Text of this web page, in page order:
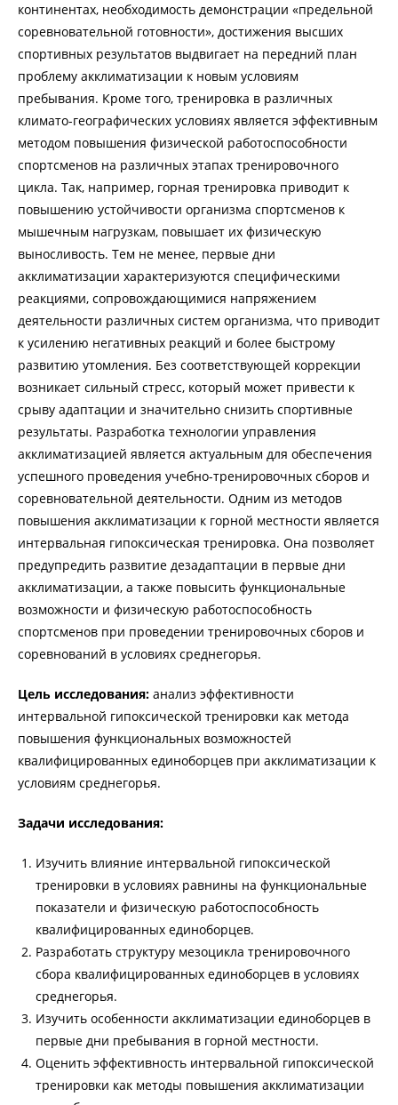
континентах, необходимость демонстрации «предельной
соревновательной готовности», достижения высших
спортивных результатов выдвигает на передний план
проблему акклиматизации к новым условиям
пребывания. Кроме того, тренировка в различных
климато-географических условиях является эффективным
методом повышения физической работоспособности
спортсменов на различных этапах тренировочного
цикла. Так, например, горная тренировка приводит к
повышению устойчивости организма спортсменов к
мышечным нагрузкам, повышает их физическую
выносливость. Тем не менее, первые дни
акклиматизации характеризуются специфическими
реакциями, сопровождающимися напряжением
деятельности различных систем организма, что приводит
к усилению негативных реакций и более быстрому
развитию утомления. Без соответствующей коррекции
возникает сильный стресс, который может привести к
срыву адаптации и значительно снизить спортивные
результаты. Разработка технологии управления
акклиматизацией является актуальным для обеспечения
успешного проведения учебно-тренировочных сборов и
соревновательной деятельности. Одним из методов
повышения акклиматизации к горной местности является
интервальная гипоксическая тренировка. Она позволяет
предупредить развитие дезадаптации в первые дни
акклиматизации, а также повысить функциональные
возможности и физическую работоспособность
спортсменов при проведении тренировочных сборов и
соревнований в условиях среднегорья.
Цель исследования: анализ эффективности
интервальной гипоксической тренировки как метода
повышения функциональных возможностей
квалифицированных единоборцев при акклиматизации к
условиям среднегорья.
Задачи исследования:
Изучить влияние интервальной гипоксической
тренировки в условиях равнины на функциональные
показатели и физическую работоспособность
квалифицированных единоборцев.
Разработать структуру мезоцикла тренировочного
сбора квалифицированных единоборцев в условиях
среднегорья.
Изучить особенности акклиматизации единоборцев в
первые дни пребывания в горной местности.
Оценить эффективность интервальной гипоксической
тренировки как методы повышения акклиматизации